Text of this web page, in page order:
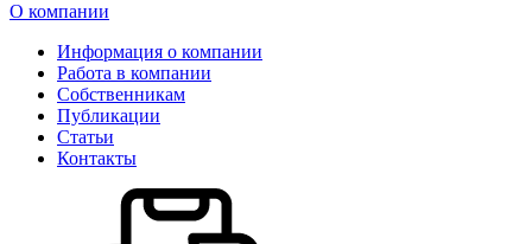
О компании
Информация о компании
Работа в компании
Собственникам
Публикации
Статьи
Контакты